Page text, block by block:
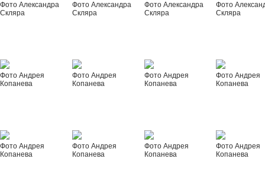
Фото Александра
Скляра
Фото Александра
Скляра
Фото Александра
Скляра
Фото
Скляра
Фото Андрея
Копанева
Фото Андрея
Копанева
Фото Андрея
Копанева
Фото Андрея
Копанева
Фото Андрея
Копанева
Фото Андрея
Копанева
Фото Андрея
Копанева
Фото Андрея
Копанева